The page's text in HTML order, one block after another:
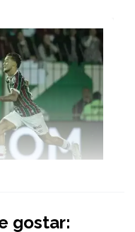
gostar: